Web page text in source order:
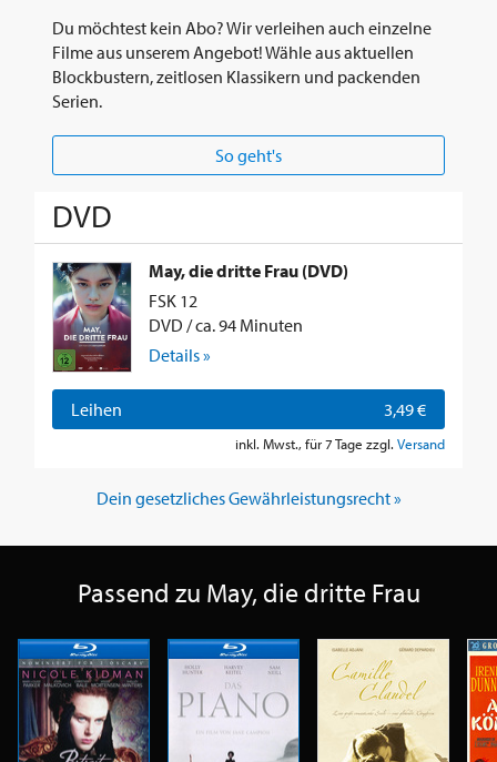
Du möchtest kein Abo? Wir verleihen auch einzelne
Filme aus unserem Angebot! Wähle aus aktuellen
Blockbustern, zeitlosen Klassikern und packenden
Serien.
So geht's
DVD
May, die dritte Frau (DVD)
FSK 12
DVD / ca. 94 Minuten
Details »
Leihen 3,49 €
inkl. Mwst., für 7 Tage zzgl. Versand
Dein gesetzliches Gewährleistungsrecht »
Passend zu May, die dritte Frau